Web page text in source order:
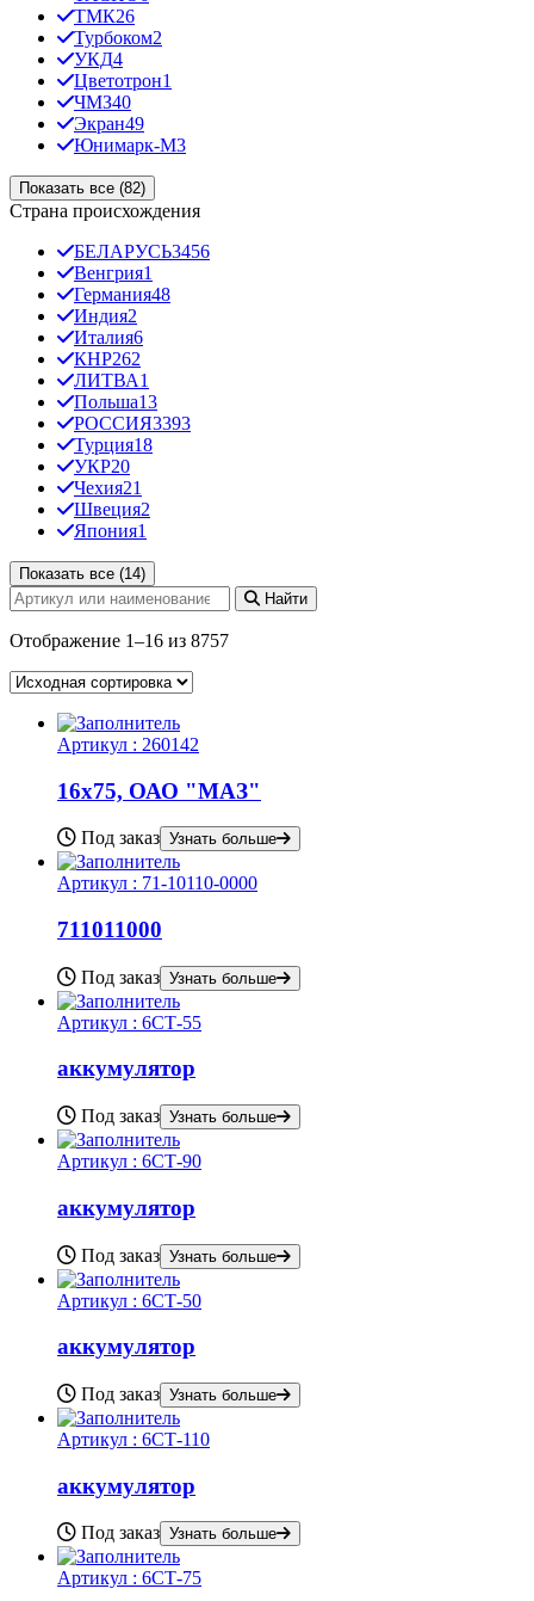
ТМК26
Турбоком2
УКД4
Цветотрон1
ЧМЗ40
Экран49
Юнимарк-М3
Показать все (82)
Страна происхождения
БЕЛАРУСЬ3456
Венгрия1
Германия48
Индия2
Италия6
КНР262
ЛИТВА1
Польша13
РОССИЯ3393
Турция18
УКР20
Чехия21
Швеция2
Япония1
Показать все (14)
Найти
Отображение 1–16 из 8757
Артикул : 260142
16х75, ОАО "МАЗ"
Под заказ Узнать больше
Артикул : 71-10110-0000
711011000
Под заказ Узнать больше
Артикул : 6СТ-55
аккумулятор
Под заказ Узнать больше
Артикул : 6СТ-90
аккумулятор
Под заказ Узнать больше
Артикул : 6СТ-50
аккумулятор
Под заказ Узнать больше
Артикул : 6СТ-110
аккумулятор
Под заказ Узнать больше
Артикул : 6СТ-75